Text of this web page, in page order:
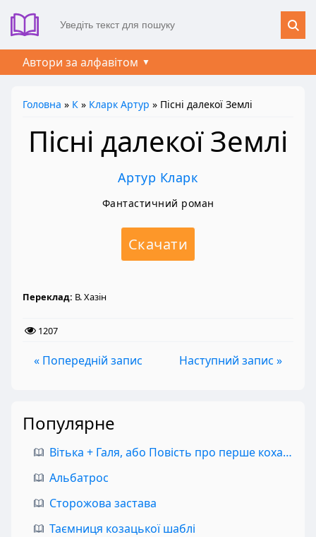
Автори за алфавітом
Головна » К » Кларк Артур » Пісні далекої Землі
Пісні далекої Землі
Артур Кларк
Фантастичний роман
Скачати
Переклад: В. Хазін
1207
« Попередній запис Наступний запис »
Популярне
Вітька + Галя, або Повість про перше кохання
Альбатрос
Сторожова застава
Таємниця козацької шаблі